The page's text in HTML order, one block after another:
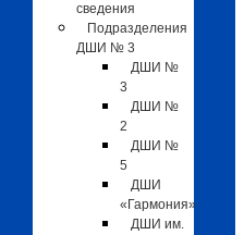
сведения
Подразделения
ДШИ № 3
ДШИ №
3
ДШИ №
2
ДШИ №
5
ДШИ
«Гармония»
ДШИ им.